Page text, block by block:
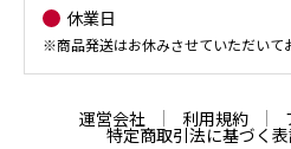
休業日
※商品発送はお休みさせていただいて
運営会社 利用規約
特定商取引法に基づく